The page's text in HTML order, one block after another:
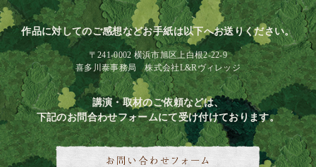
作品に対してのご感想などお手紙は以下へお送りください。
〒241-0002 横浜市旭区上白根2-22-9
喜多川泰事務局 株式会社L&Rヴィレッジ
講演・取材のご依頼などは、
下記のお問合わせフォームにて受け付けております。